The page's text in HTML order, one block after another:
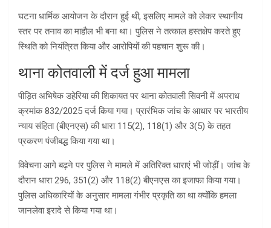
घटना धार्मिक आयोजन के दौरान हुई थी, इसलिए मामले को लेकर स्थानीय
स्तर पर तनाव का माहौल भी बना था। पुलिस ने तत्काल हस्तक्षेप करते हुए
स्थिति को नियंत्रित किया और आरोपियों की पहचान शुरू की।
थाना कोतवाली में दर्ज हुआ मामला
पीड़ित अभिषेक डहेरिया की शिकायत पर थाना कोतवाली सिवनी में अपराध
क्रमांक 832/2025 दर्ज किया गया। प्रारंभिक जांच के आधार पर भारतीय
न्याय संहिता (बीएनएस) की धारा 115(2), 118(1) और 3(5) के तहत
प्रकरण पंजीबद्ध किया गया था।
विवेचना आगे बढ़ने पर पुलिस ने मामले में अतिरिक्त धाराएं भी जोड़ीं। जांच के
दौरान धारा 296, 351(2) और 118(2) बीएनएस का इजाफा किया गया।
पुलिस अधिकारियों के अनुसार मामला गंभीर प्रकृति का था क्योंकि हमला
जानलेवा इरादे से किया गया था।